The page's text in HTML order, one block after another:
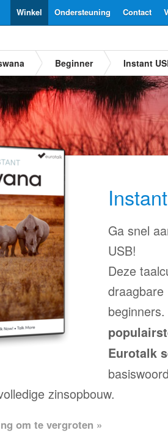
Contact
Ondersteuning
Winkel
Beginner Instant
Ga snel
USB!
Deze
draagbare
Eurotalk
zinsopbouw.
om te vergroten »